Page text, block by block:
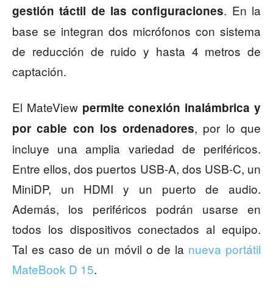
gestión táctil de las configuraciones. En la
base se integran dos micrófonos con sistema
de reducción de ruido y hasta 4 metros de
captación.
El MateView permite conexión inalámbrica y
por cable con los ordenadores, por lo que
incluye una amplia variedad de periféricos.
Entre ellos, dos puertos USB-A, dos USB-C, un
MiniDP, un HDMI y un puerto de audio.
Además, los periféricos podrán usarse en
todos los dispositivos conectados al equipo.
Tal es caso de un móvil o de la nueva portátil
MateBook D 15.